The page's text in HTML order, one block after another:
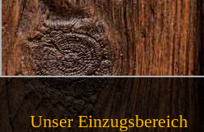
Unser Einzugsbereich